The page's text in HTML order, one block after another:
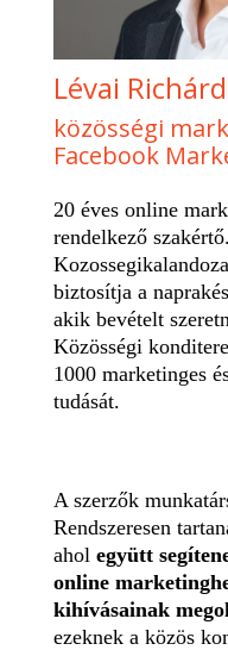
Lévai Richárd
közösségi
Facebook
20 éves online
rendelkező szakértő.
biztosítja a
akik bevételt
Közösségi
1000 marketinges
tudását.
A szerzők
Rendszeresen
ahol együtt
online
kihívásainak
ezeknek a közös